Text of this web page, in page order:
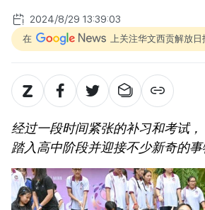
2024/8/29 13:39:03
在 上关注华文西贡解放日
经过一段时间紧张的补习和考试
踏入高中阶段并迎接不少新奇的事